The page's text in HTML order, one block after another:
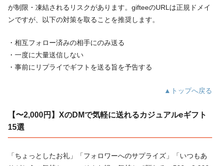
が制限・凍結されるリスクがあります。gifteeのURLは正規ドメイ
ンですが、以下の対策を取ることを推奨します。
・相互フォロー済みの相手にのみ送る
・一度に大量送信しない
・事前にリプライでギフトを送る旨を予告する
▲トップへ戻る
【〜2,000円】XのDMで気軽に送れるカジュアルeギフト
15選
「ちょっとしたお礼」「フォロワーへのサプライズ」「いつもあ